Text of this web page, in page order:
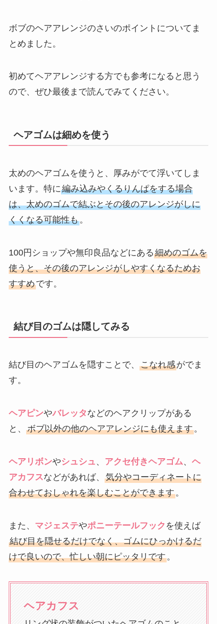
ボブのヘアアレンジのさいのポイントについてま
とめました。
初めてヘアアレンジする方でも参考になると思う
ので、ぜひ最後まで読んでみてください。
ヘアゴムは細めを使う
太めのヘアゴムを使うと、厚みがでて浮いてしま
います。特に編み込みやくるりんぱをする場合
は、太めのゴムで結ぶとその後のアレンジがしに
くくなる可能性も。
100円ショップや無印良品などにある細めのゴムを
使うと、その後のアレンジがしやすくなるためお
すすめです。
結び目のゴムは隠してみる
結び目のヘアゴムを隠すことで、 こなれ感がでま
す。
ヘアピンやバレッタなどのヘアクリップがある
と、 ボブ以外の他のヘアアレンジにも使えます。
ヘアリボンやシュシュ 、 アクセ付きヘアゴム、 ヘ
アカフスなどがあれば、 気分やコーディネートに
合わせておしゃれを楽しむことができます。
また、 マジェステやポニーテールフック を使えば
結び目を隠せるだけでなく、ゴムにひっかけるだ
けで良いので、忙しい朝にピッタリです。
ヘアカフス